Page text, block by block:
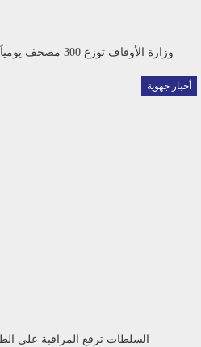
وزارة الأوقاف توزع 300 مصحف يومياً بمطار سانية الرمل لفائدة…
أخبار جهوية
السلطات ترفع المراقبة على